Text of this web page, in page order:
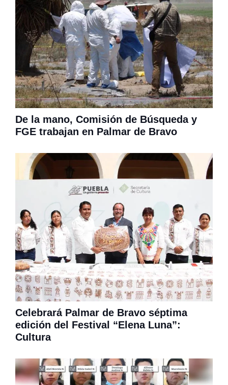
De la mano, Comisión de Búsqueda y
FGE trabajan en Palmar de Bravo
Celebrará Palmar de Bravo séptima
edición del Festival “Elena Luna”:
Cultura